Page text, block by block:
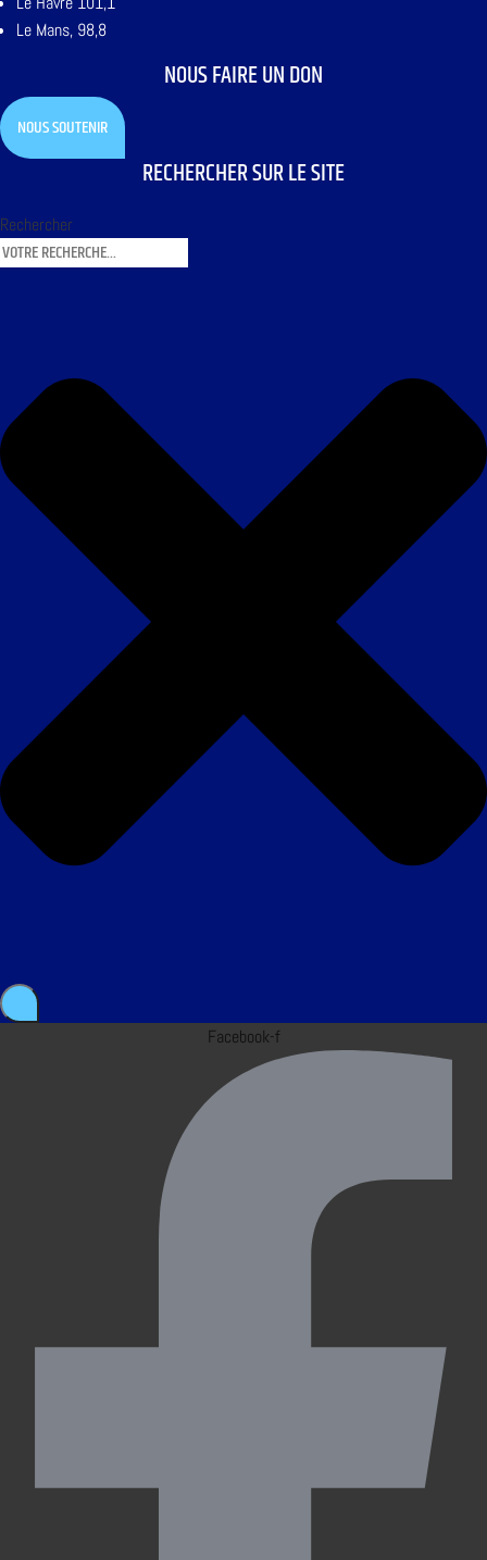
Le Mans, 98,8
NOUS FAIRE UN DON
NOUS SOUTENIR
RECHERCHER SUR LE SITE
Rechercher
Facebook-f